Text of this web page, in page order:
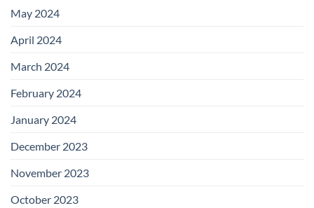
May 2024
April 2024
March 2024
February 2024
January 2024
December 2023
November 2023
October 2023